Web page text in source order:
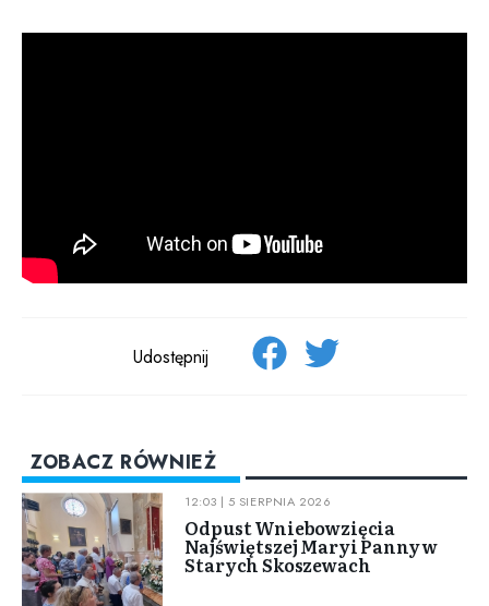
Udostępnij
ZOBACZ RÓWNIEŻ
12:03 | 5 SIERPNIA 2026
Odpust Wniebowzięcia
Najświętszej Maryi Panny w
Starych Skoszewach